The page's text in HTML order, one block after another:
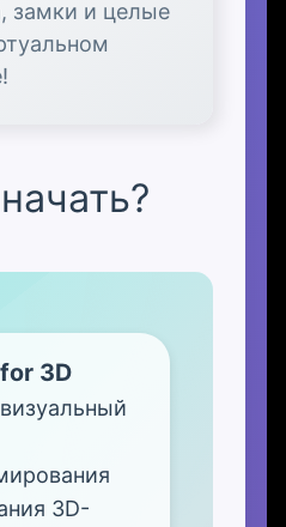
замки и целые
3D
3D-